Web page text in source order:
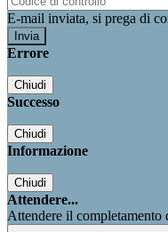
E-mail inviata, si prega di
Errore
Chiudi
Successo
Chiudi
Informazione
Chiudi
Attendere...
Attendere il completamento